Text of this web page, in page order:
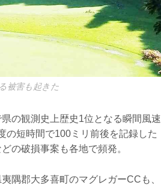
被害も起きた
の観測史上歴史1位となる瞬間風速
の短時間で100ミリ前後を記録した
の破損事案も各地で頻発。
隅郡大多喜町のマグレガーCCも、